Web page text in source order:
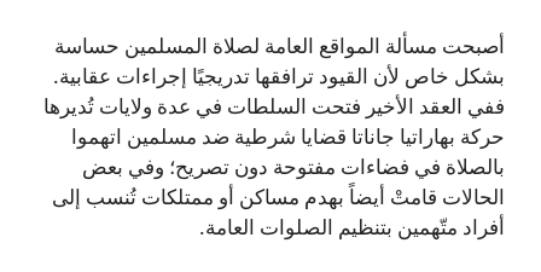
أصبحت مسألة المواقع العامة لصلاة المسلمين حساسة
بشكل خاص لأن القيود ترافقها تدريجيًا إجراءات عقابية.
ففي العقد الأخير فتحت السلطات في عدة ولايات تُديرها
حركة بهاراتيا جاناتا قضايا شرطية ضد مسلمين اتهموا
بالصلاة في فضاءات مفتوحة دون تصريح؛ وفي بعض
الحالات قامتْ أيضاً بهدم مساكن أو ممتلكات تُنسب إلى
أفراد متّهمين بتنظيم الصلوات العامة.